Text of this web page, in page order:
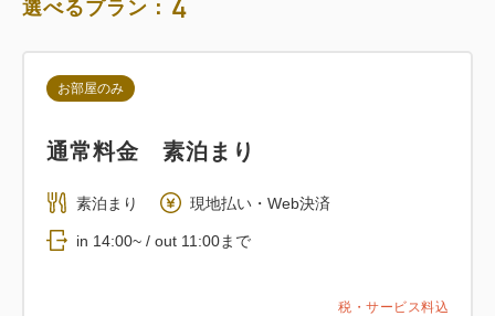
詳細 今すぐ予約
返金不可 朝食付き
選べるプラン：
税・サービス料込
お部屋のみ
通常料金 素泊まり
素泊まり 現地払い・Web決済
in 14:00~ / out 11:00まで